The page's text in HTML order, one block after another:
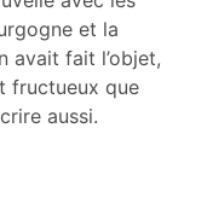
et la
avait fait l’objet,
fructueux que
aussi.